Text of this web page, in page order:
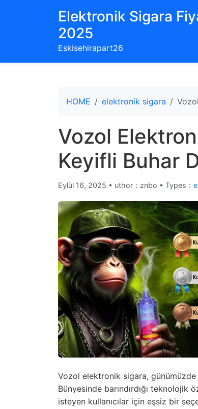
Elektronik Sigara
2025
Eskisehirapart26
HOME elektronik sigara
Vozol
Keyifli Buhar
Eylül 16, 2025 • uthor：znbo • Types：
Vozol elektronik sigara,
Bünyesinde barındırdığı teknolojik
isteyen kullanıcılar için eşsiz bir